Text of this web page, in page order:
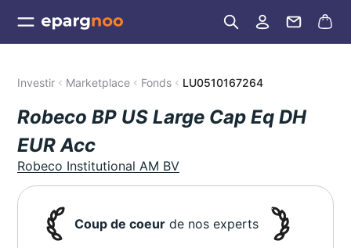
Investir Marketplace Fonds LU0510167264
Robeco BP US Large Cap Eq DH
EUR Acc
Robeco Institutional AM BV
Coup de coeur de nos experts